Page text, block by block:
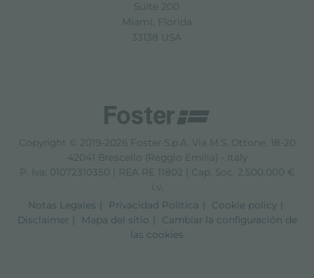
Suite 200
Miami, Florida
33138 USA
Copyright © 2019-2026 Foster S.p.A. Via M.S. Ottone, 18-20
42041 Brescello (Reggio Emilia) - Italy
P. Iva: 01072310350 | REA RE 11802 | Cap. Soc. 2.500.000 €
i.v.
Notas Legales
Privacidad Política
Cookie policy
Disclaimer
Mapa del sitio
Cambiar la configuración de
las cookies